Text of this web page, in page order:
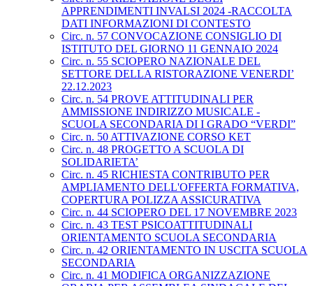
APPRENDIMENTI INVALSI 2024 -RACCOLTA
DATI INFORMAZIONI DI CONTESTO
Circ. n. 57 CONVOCAZIONE CONSIGLIO DI
ISTITUTO DEL GIORNO 11 GENNAIO 2024
Circ. n. 55 SCIOPERO NAZIONALE DEL
SETTORE DELLA RISTORAZIONE VENERDI’
22.12.2023
Circ. n. 54 PROVE ATTITUDINALI PER
AMMISSIONE INDIRIZZO MUSICALE -
SCUOLA SECONDARIA DI I GRADO “VERDI”
Circ. n. 50 ATTIVAZIONE CORSO KET
Circ. n. 48 PROGETTO A SCUOLA DI
SOLIDARIETA’
Circ. n. 45 RICHIESTA CONTRIBUTO PER
AMPLIAMENTO DELL'OFFERTA FORMATIVA,
COPERTURA POLIZZA ASSICURATIVA
Circ. n. 44 SCIOPERO DEL 17 NOVEMBRE 2023
Circ. n. 43 TEST PSICOATTITUDINALI
ORIENTAMENTO SCUOLA SECONDARIA
Circ. n. 42 ORIENTAMENTO IN USCITA SCUOLA
SECONDARIA
Circ. n. 41 MODIFICA ORGANIZZAZIONE